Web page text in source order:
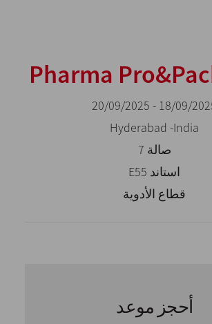
Pharma
18/09/2025 - 20/09/
Hyderabad -India
صالة 7
استاند E55
قطاع الأدوية
أحجز موعد